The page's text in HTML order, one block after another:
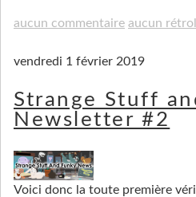
aucun commentaire aucun
vendredi 1 février 2019
Strange Stuff
Newsletter #2
Voici donc la toute première